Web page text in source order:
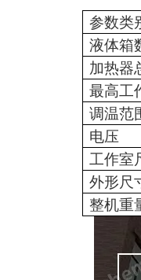
参数类
液体箱
加热器
最高工
调温范
电压
工作室
外形尺
整机重